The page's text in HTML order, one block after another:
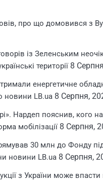
про що домовився з
із Зеленським
території 8
енергетичне
новини LB.ua 8 Серпня,
Нардеп пояснив, кого
мобілізації 8 Серпня,
30 млн до Фонду
новини LB.ua 8 Серпня,
з України може впасти